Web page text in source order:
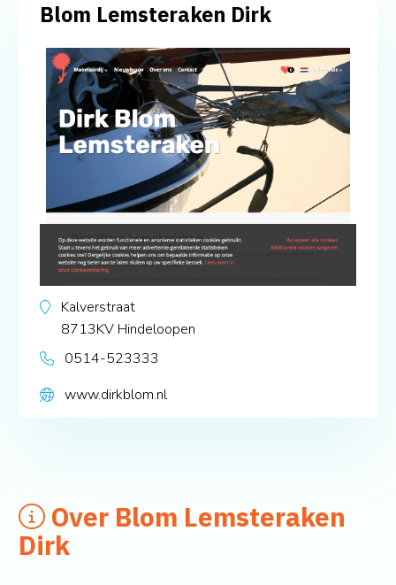
Blom Lemsteraken Dirk
Kalverstraat
8713KV Hindeloopen
0514-523333
www.dirkblom.nl
Over Blom Lemsteraken
Dirk